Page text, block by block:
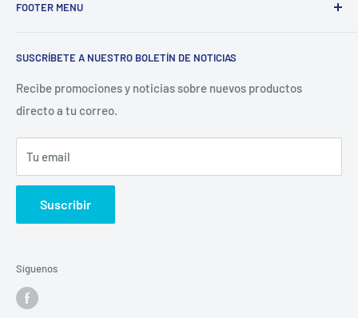
de ofrecer refacciones para aparatos electrodomésticos y
restaurantera e industrial.
FOOTER MENU
Catálogo
La Empresa
Contacto
Sucursales
Buscar
SUSCRÍBETE A NUESTRO BOLETÍN DE NOTICIAS
Recibe promociones y noticias sobre nuevos productos
directo a tu correo.
Tu email
Suscribir
Síguenos